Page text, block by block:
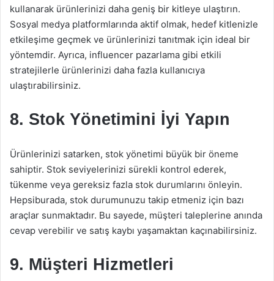
kullanarak ürünlerinizi daha geniş bir kitleye ulaştırın.
Sosyal medya platformlarında aktif olmak, hedef kitlenizle
etkileşime geçmek ve ürünlerinizi tanıtmak için ideal bir
yöntemdir. Ayrıca, influencer pazarlama gibi etkili
stratejilerle ürünlerinizi daha fazla kullanıcıya
ulaştırabilirsiniz.
8. Stok Yönetimini İyi Yapın
Ürünlerinizi satarken, stok yönetimi büyük bir öneme
sahiptir. Stok seviyelerinizi sürekli kontrol ederek,
tükenme veya gereksiz fazla stok durumlarını önleyin.
Hepsiburada, stok durumunuzu takip etmeniz için bazı
araçlar sunmaktadır. Bu sayede, müşteri taleplerine anında
cevap verebilir ve satış kaybı yaşamaktan kaçınabilirsiniz.
9. Müşteri Hizmetleri